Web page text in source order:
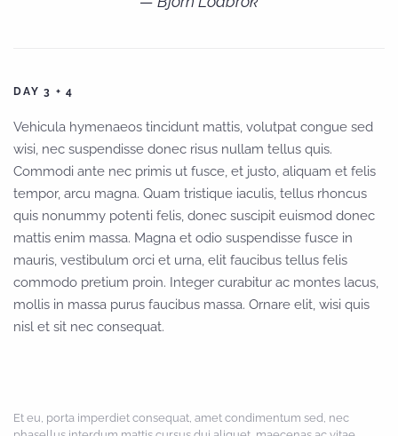
DAY 3 + 4
Vehicula hymenaeos tincidunt mattis, volutpat congue sed
wisi, nec suspendisse donec risus nullam tellus quis.
Commodi ante nec primis ut fusce, et justo, aliquam et felis
tempor, arcu magna. Quam tristique iaculis, tellus rhoncus
quis nonummy potenti felis, donec suscipit euismod donec
mattis enim massa. Magna et odio suspendisse fusce in
mauris, vestibulum orci et urna, elit faucibus tellus felis
commodo pretium proin. Integer curabitur ac montes lacus,
mollis in massa purus faucibus massa. Ornare elit, wisi quis
nisl et sit nec consequat.
Et eu, porta imperdiet consequat, amet condimentum sed, nec